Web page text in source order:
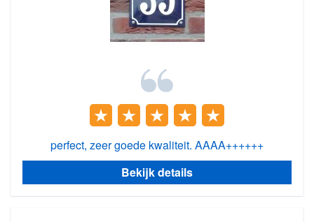
perfect, zeer goede kwaliteit. AAAA++++++
Bekijk details